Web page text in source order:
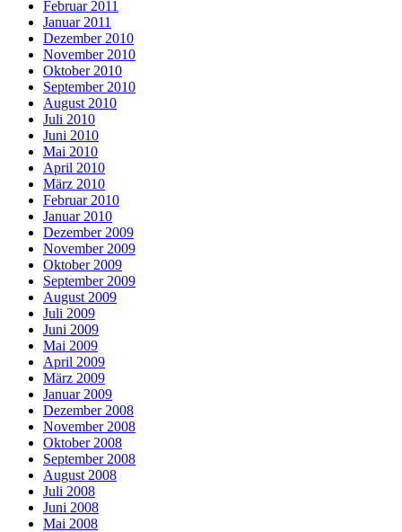
Februar 2011
Januar 2011
Dezember 2010
November 2010
Oktober 2010
September 2010
August 2010
Juli 2010
Juni 2010
Mai 2010
April 2010
März 2010
Februar 2010
Januar 2010
Dezember 2009
November 2009
Oktober 2009
September 2009
August 2009
Juli 2009
Juni 2009
Mai 2009
April 2009
März 2009
Januar 2009
Dezember 2008
November 2008
Oktober 2008
September 2008
August 2008
Juli 2008
Juni 2008
Mai 2008